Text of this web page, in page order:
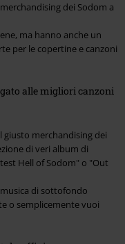
dei Sodom a
ma hanno anche un
per le copertine e canzoni
alle migliori canzoni
giusto merchandising dei
di veri album di
Hell of Sodom" o "Out
di sottofondo
o semplicemente vuoi